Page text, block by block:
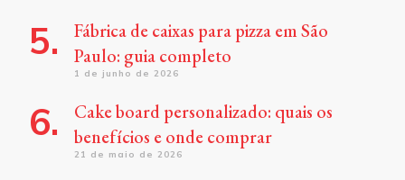
Fábrica de caixas para pizza em São
Paulo: guia completo
1 de junho de 2026
Cake board personalizado: quais os
benefícios e onde comprar
21 de maio de 2026